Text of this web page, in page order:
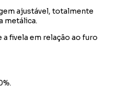
ajustável, totalmente
metálica.
fivela em relação ao furo